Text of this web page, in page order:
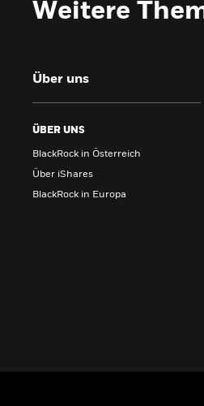
Weitere
Über uns
ÜBER UNS
BlackRock in Österreich
Über iShares
BlackRock in Europa